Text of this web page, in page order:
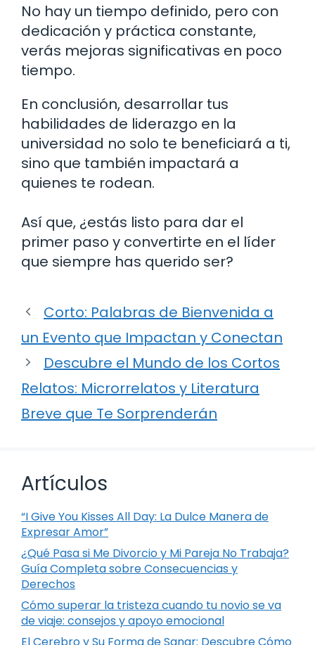
No hay un tiempo definido, pero con
dedicación y práctica constante,
verás mejoras significativas en poco
tiempo.
En conclusión, desarrollar tus
habilidades de liderazgo en la
universidad no solo te beneficiará a ti,
sino que también impactará a
quienes te rodean.
Así que, ¿estás listo para dar el
primer paso y convertirte en el líder
que siempre has querido ser?
Corto: Palabras de Bienvenida a
un Evento que Impactan y Conectan
Descubre el Mundo de los Cortos
Relatos: Microrrelatos y Literatura
Breve que Te Sorprenderán
Artículos
“I Give You Kisses All Day: La Dulce Manera de
Expresar Amor”
¿Qué Pasa si Me Divorcio y Mi Pareja No Trabaja?
Guía Completa sobre Consecuencias y
Derechos
Cómo superar la tristeza cuando tu novio se va
de viaje: consejos y apoyo emocional
El Cerebro y Su Forma de Sanar: Descubre Cómo